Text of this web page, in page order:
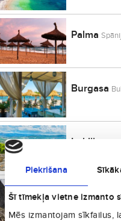
Piekrišana
Šī tīmekļa vietne izmanto
Mēs izmantojam sīkfailus,
Palma
Burgasa
Iraklija
KaljāriItālija